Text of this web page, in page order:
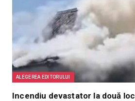
ALEGEREA EDITORULUI
Incendiu devastator la două